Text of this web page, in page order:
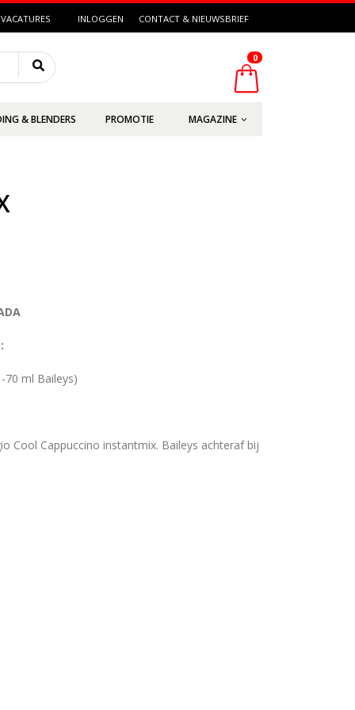
VACATURES INLOGGEN CONTACT & NIEUWSBRIEF
0
& BLENDERS PROMOTIE MAGAZINE
70 ml Baileys)
Cool Cappuccino instantmix. Baileys achteraf bij